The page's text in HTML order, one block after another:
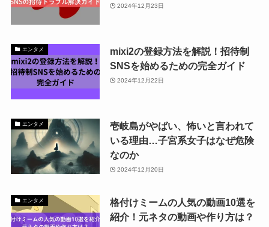
2024年12月23日
エンタメ
mixi2の登録方法を解説！招待制
SNSを始めるための完全ガイド
2024年12月22日
エンタメ
壱岐島がやばい、怖いと言われて
いる理由…子宮系女子はなぜ危険
なのか
2024年12月20日
エンタメ
格付けミームの人気の動画10選を
紹介！元ネタの動画や作り方は？